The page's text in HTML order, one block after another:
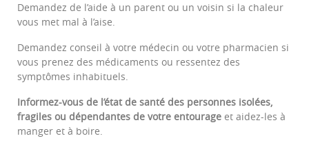
Demandez de l’aide à un parent ou un voisin si la chaleur
vous met mal à l’aise.
Demandez conseil à votre médecin ou votre pharmacien si
vous prenez des médicaments ou ressentez des
symptômes inhabituels.
Informez-vous de l’état de santé des personnes isolées,
fragiles ou dépendantes de votre entourage et aidez-les à
manger et à boire.